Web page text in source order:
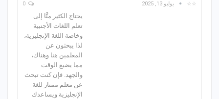
☆☆ يوليو 13, 2025
يحتاج الكثير منَّا إلى
تعلم اللغات الأجنبية
وخاصة اللغة الإنجليزية،
لذا يبحثون عن
المعلمين هنا وهناك،
مما يضيع الوقت
والجهد. فإن كنت تبحث
عن معلم ممتاز للغة
الإنجليزية ويساعدك